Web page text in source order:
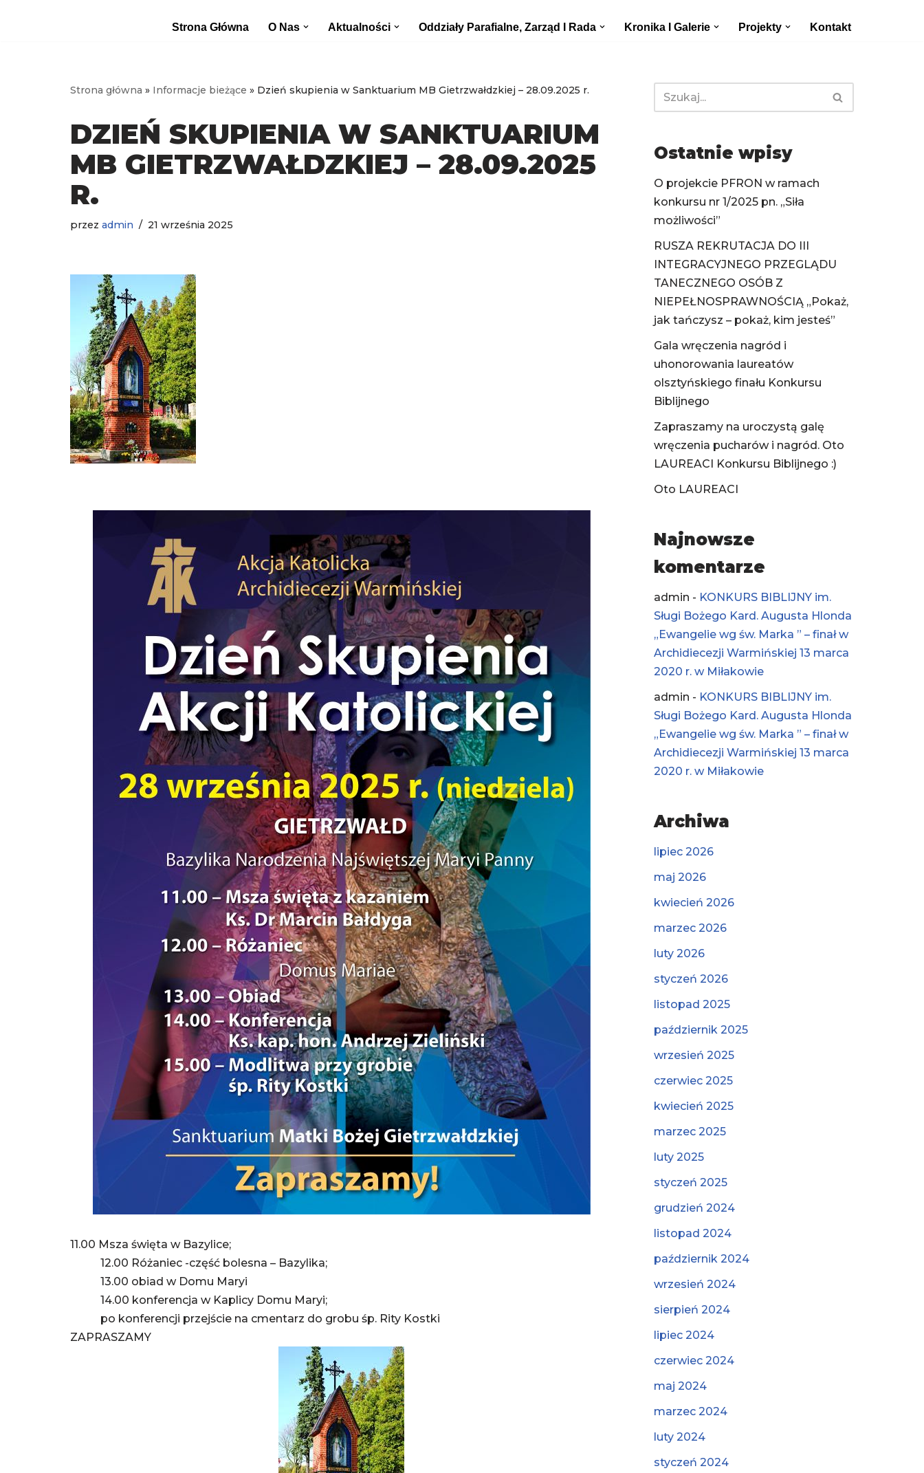
Strona Główna O Nas Aktualności Oddziały Parafialne, Zarząd I Rada Kronika I Galerie Projekty Kontakt
Strona główna » Informacje bieżące » Dzień skupienia w Sanktuarium MB Gietrzwałdzkiej – 28.09.2025 r.
DZIEŃ SKUPIENIA W SANKTUARIUM
MB GIETRZWAŁDZKIEJ – 28.09.2025
R.
przez admin 21 września 2025
11.00 Msza święta w Bazylice;
12.00 Różaniec -część bolesna – Bazylika;
13.00 obiad w Domu Maryi
14.00 konferencja w Kaplicy Domu Maryi;
po konferencji przejście na cmentarz do grobu śp. Rity Kostki
ZAPRASZAMY
Ostatnie wpisy
O projekcie PFRON w ramach
konkursu nr 1/2025 pn. „Siła
możliwości”
RUSZA REKRUTACJA DO III
INTEGRACYJNEGO PRZEGLĄDU
TANECZNEGO OSÓB Z
NIEPEŁNOSPRAWNOŚCIĄ „Pokaż,
jak tańczysz – pokaż, kim jesteś”
Gala wręczenia nagród i
uhonorowania laureatów
olsztyńskiego finału Konkursu
Biblijnego
Zapraszamy na uroczystą galę
wręczenia pucharów i nagród. Oto
LAUREACI Konkursu Biblijnego :)
Oto LAUREACI
Najnowsze
komentarze
admin - KONKURS BIBLIJNY im.
Sługi Bożego Kard. Augusta Hlonda
„Ewangelie wg św. Marka ” – finał w
Archidiecezji Warmińskiej 13 marca
2020 r. w Miłakowie
admin - KONKURS BIBLIJNY im.
Sługi Bożego Kard. Augusta Hlonda
„Ewangelie wg św. Marka ” – finał w
Archidiecezji Warmińskiej 13 marca
2020 r. w Miłakowie
Archiwa
lipiec 2026
maj 2026
kwiecień 2026
marzec 2026
luty 2026
styczeń 2026
listopad 2025
październik 2025
wrzesień 2025
czerwiec 2025
kwiecień 2025
marzec 2025
luty 2025
styczeń 2025
grudzień 2024
listopad 2024
październik 2024
wrzesień 2024
sierpień 2024
lipiec 2024
czerwiec 2024
maj 2024
marzec 2024
luty 2024
styczeń 2024